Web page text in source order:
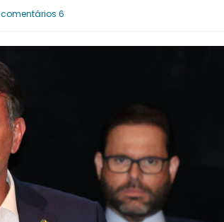
comentários 6